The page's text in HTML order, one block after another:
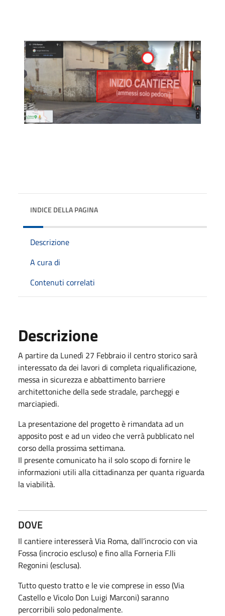
INDICE DELLA PAGINA
Descrizione
A cura di
Contenuti correlati
Descrizione
A partire da Lunedì 27 Febbraio il centro storico sarà
interessato da dei lavori di completa riqualificazione,
messa in sicurezza e abbattimento barriere
architettoniche della sede stradale, parcheggi e
marciapiedi.
La presentazione del progetto è rimandata ad un
apposito post e ad un video che verrà pubblicato nel
corso della prossima settimana.
Il presente comunicato ha il solo scopo di fornire le
informazioni utili alla cittadinanza per quanta riguarda
la viabilità.
DOVE
Il cantiere interesserà Via Roma, dall’incrocio con via
Fossa (incrocio escluso) e fino alla Forneria F.lli
Regonini (esclusa).
Tutto questo tratto e le vie comprese in esso (Via
Castello e Vicolo Don Luigi Marconi) saranno
percorribili solo pedonalmente.